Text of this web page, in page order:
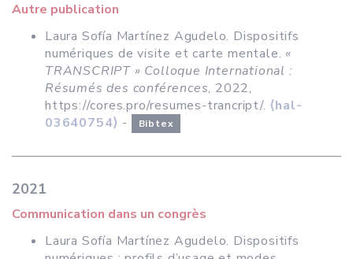
Autre publication
Laura Sofía Martínez Agudelo. Dispositifs
numériques de visite et carte mentale. «
TRANSCRIPT » Colloque International :
Résumés des conférences, 2022,
https://cores.pro/resumes-trancript/. ⟨hal-
03640754⟩ - Bibtex
2021
Communication dans un congrès
Laura Sofía Martínez Agudelo. Dispositifs